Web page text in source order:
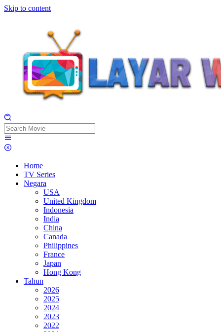
Skip to content
Home
TV Series
Negara
USA
United Kingdom
Indonesia
India
China
Canada
Philippines
France
Japan
Hong Kong
Tahun
2026
2025
2024
2023
2022